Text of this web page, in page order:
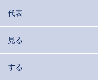
代表
見る
する